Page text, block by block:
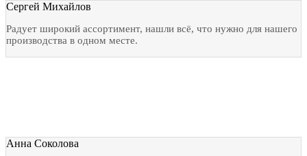
Сергей Михайлов
Радует широкий ассортимент, нашли всё, что нужно для нашего
производства в одном месте.
Анна Соколова